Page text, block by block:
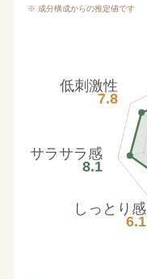
※ 成分構成からの推定値です
しっとり感
6.1
サラサラ感
8.1
低刺激性
7.8